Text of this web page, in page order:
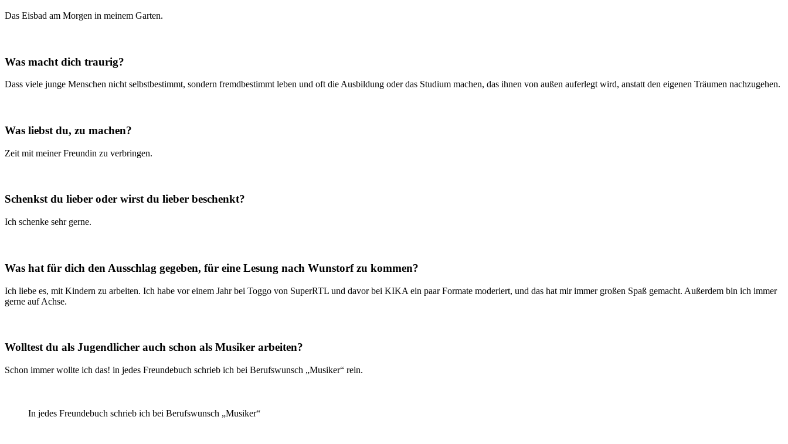
Das Eisbad am Morgen in meinem Garten.
Was macht dich traurig?
Dass viele junge Menschen nicht selbstbestimmt, sondern fremdbestimmt leben und oft die Ausbildung oder das Studium machen, das ihnen von außen auferlegt wird, anstatt den eigenen Träumen nachzugehen.
Was liebst du, zu machen?
Zeit mit meiner Freundin zu verbringen.
Schenkst du lieber oder wirst du lieber beschenkt?
Ich schenke sehr gerne.
Was hat für dich den Ausschlag gegeben, für eine Lesung nach Wunstorf zu kommen?
Ich liebe es, mit Kindern zu arbeiten. Ich habe vor einem Jahr bei Toggo von SuperRTL und davor bei KIKA ein paar Formate moderiert, und das hat mir immer großen Spaß gemacht. Außerdem bin ich immer
gerne auf Achse.
Wolltest du als Jugendlicher auch schon als Musiker arbeiten?
Schon immer wollte ich das! in jedes Freundebuch schrieb ich bei Berufswunsch „Musiker“ rein.
In jedes Freundebuch schrieb ich bei Berufswunsch „Musiker“